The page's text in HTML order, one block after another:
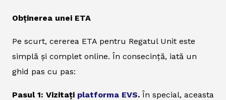
Obținerea unei ETA
Pe scurt, cererea ETA pentru Regatul Unit este
simplă și complet online. În consecință, iată un
ghid pas cu pas:
Pasul 1: Vizitați platforma EVS. În special, aceasta